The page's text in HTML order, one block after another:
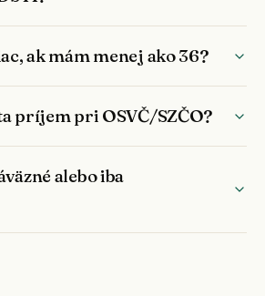
ak mám menej ako 36?
príjem pri OSVČ/SZČO?
alebo iba